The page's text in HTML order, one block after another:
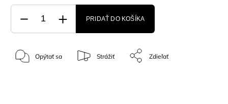
PRIDAŤ DO KOŠÍKA
Opýtať sa Strážiť Zdieľať